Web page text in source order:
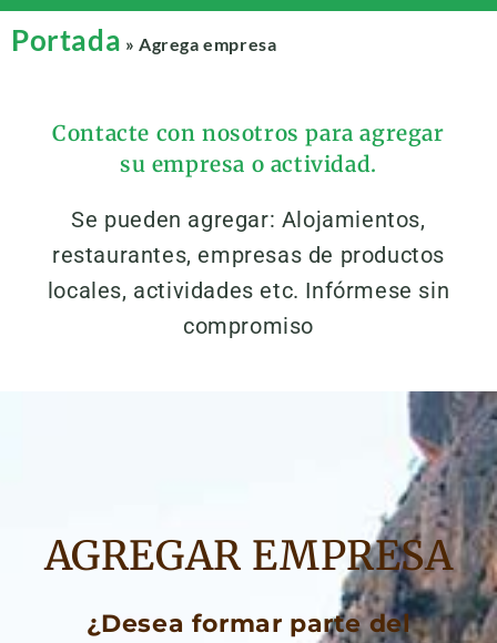
Portada »Agrega empresa
Contacte con nosotros para agregar
su empresa o actividad.
Se pueden agregar: Alojamientos,
restaurantes, empresas de productos
locales, actividades etc. Infórmese sin
compromiso
AGREGAR EMPRESA
¿Desea formar parte del